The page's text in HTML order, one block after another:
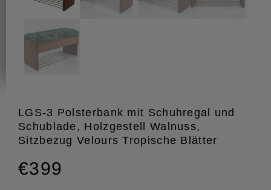
LGS-3 Polsterbank mit Schuhregal und
Schublade, Holzgestell Walnuss,
Sitzbezug Velours Tropische Blätter
€399